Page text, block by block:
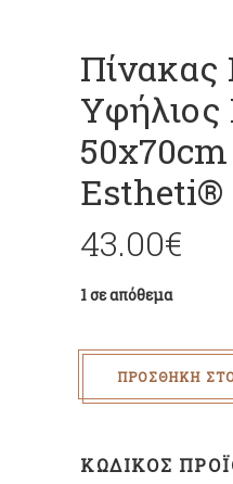
Πίνακας
Υφήλιος
Estheti®
43.00€
1 σε απόθεμα
ΠΡΟΣΘΉΚΗ
ΚΩΔΙΚΌΣ